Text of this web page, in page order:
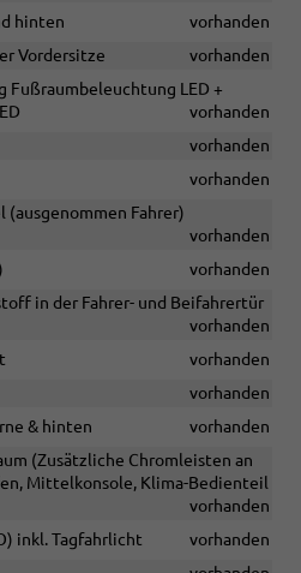
hinten
vorhanden
Vordersitze
vorhanden
Fußraumbeleuchtung LED +
vorhanden
vorhanden
vorhanden
Fahrer)
vorhanden
vorhanden
in der Fahrer- und Beifahrertür
vorhanden
vorhanden
vorhanden
& hinten
vorhanden
(Zusätzliche Chromleisten an
Mittelkonsole, Klima-Bedienteil
vorhanden
inkl. Tagfahrlicht
vorhanden